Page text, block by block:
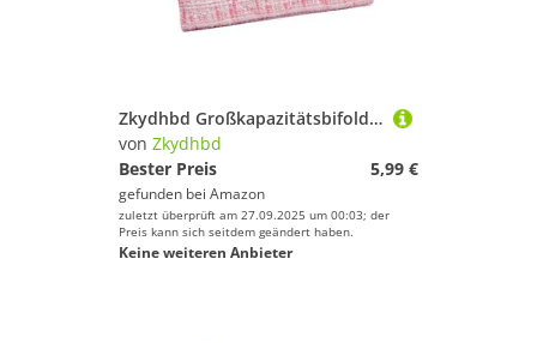
Zkydhbd Großkapazitätsbifold Brieftasche Frauen PU Lederausstattung Mit Kreditkarteninhabern Kompakte Und Leichte Damen Geldbeutel Geldbeutel
von Zkydhbd
Bester Preis
5,99 €
gefunden bei Amazon
zuletzt überprüft am 27.09.2025 um 00:03; der
Preis kann sich seitdem geändert haben.
Keine weiteren Anbieter